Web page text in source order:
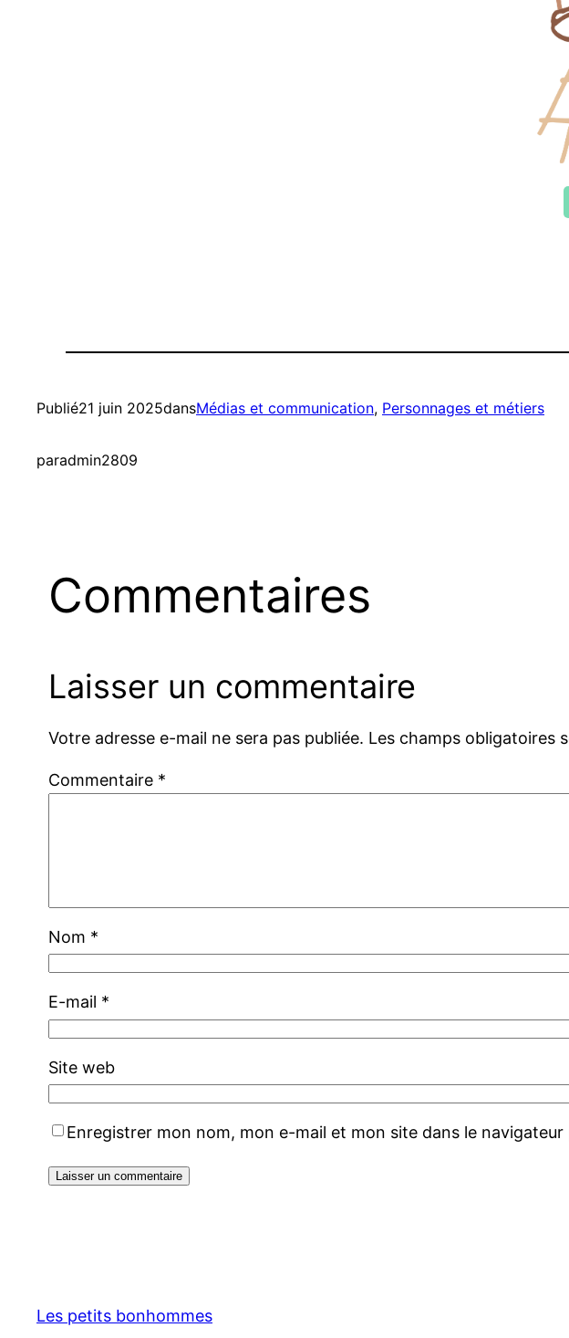
Publié21 juin 2025dansMédias et communication, Personnages et métiers
paradmin2809
Commentaires
Laisser un commentaire
Votre adresse e-mail ne sera pas publiée. Les champs obligatoires
Commentaire *
Nom *
E-mail *
Site web
Enregistrer mon nom, mon e-mail et mon site dans le
Les petits bonhommes